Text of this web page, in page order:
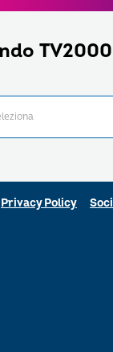
TV2000
Privacy Policy